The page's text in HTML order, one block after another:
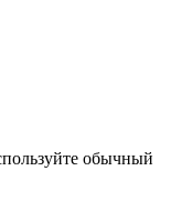
обычный